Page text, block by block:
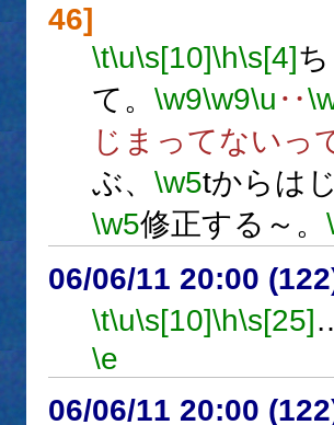
46]
\t\u\s[10]\h\s[4]
て。 \w9\w9\u ‥
じまってないっ
ぶ、 \w5tからは
\w5修正する～。
06/06/11 20:00
\t\u\s[10]\h\s[25]
\e
06/06/11 20:00